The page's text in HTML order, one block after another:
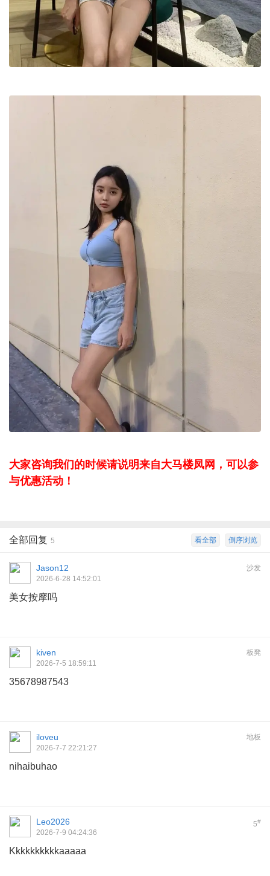
大家咨询我们的时候请说明来自大马楼凤网，可以参
与优惠活动！
倒序浏览
看全部
全部回复 5
沙发
Jason12
2026-6-28 14:52:01
美女按摩吗
板凳
kiven
2026-7-5 18:59:11
35678987543
地板
iloveu
2026-7-7 22:21:27
nihaibuhao
5#
Leo2026
2026-7-9 04:24:36
Kkkkkkkkkkaaaaa